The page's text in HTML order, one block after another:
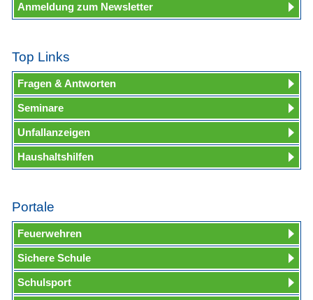
Anmeldung zum Newsletter
Top Links
Fragen & Antworten
Seminare
Unfallanzeigen
Haushaltshilfen
Portale
Feuerwehren
Sichere Schule
Schulsport